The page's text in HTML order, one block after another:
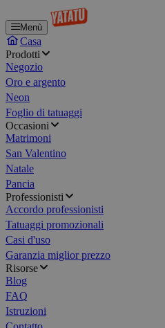
Menù
Casa
Prodotti
Negozio
Oro e argento
Neon
Foglio di tatuaggi
Occasioni
Matrimoni
San Valentino
Natale
Pancia
Professionisti
Accordo professionisti
Tatuaggi promozionali
Casi d'uso
Garanzia miglior prezzo
Risorse
Blog
FAQ
Istruzioni